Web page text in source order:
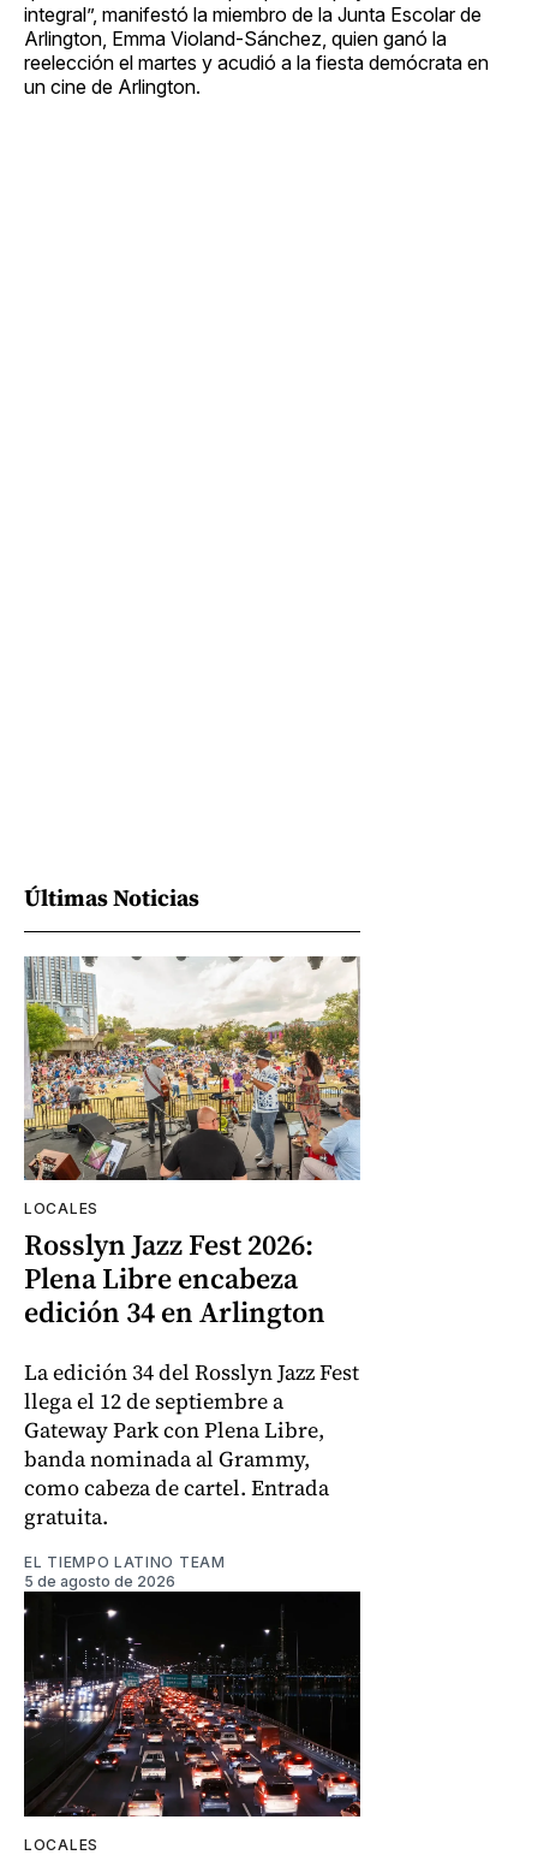
integral”, manifestó la miembro de la Junta Escolar de
Arlington, Emma Violand-Sánchez, quien ganó la
reelección el martes y acudió a la fiesta demócrata en
un cine de Arlington.
Últimas Noticias
LOCALES
Rosslyn Jazz Fest 2026:
Plena Libre encabeza
edición 34 en Arlington
La edición 34 del Rosslyn Jazz Fest
llega el 12 de septiembre a
Gateway Park con Plena Libre,
banda nominada al Grammy,
como cabeza de cartel. Entrada
gratuita.
EL TIEMPO LATINO TEAM
5 de agosto de 2026
LOCALES